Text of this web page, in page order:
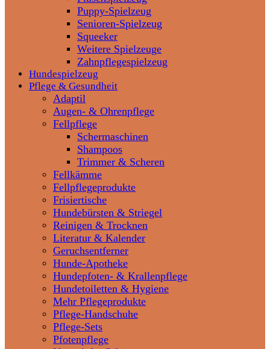
Puppy-Spielzeug
Senioren-Spielzeug
Squeeker
Weitere Spielzeuge
Zahnpflegespielzeug
Hundespielzeug
Pflege & Gesundheit
Adaptil
Augen- & Ohrenpflege
Fellpflege
Schermaschinen
Shampoos
Trimmer & Scheren
Fellkämme
Fellpflegeprodukte
Frisiertische
Hundebürsten & Striegel
Reinigen & Trocknen
Literatur & Kalender
Geruchsentferner
Hunde-Apotheke
Hundepfoten- & Krallenpflege
Hundetoiletten & Hygiene
Mehr Pflegeprodukte
Pflege-Handschuhe
Pflege-Sets
Pfotenpflege